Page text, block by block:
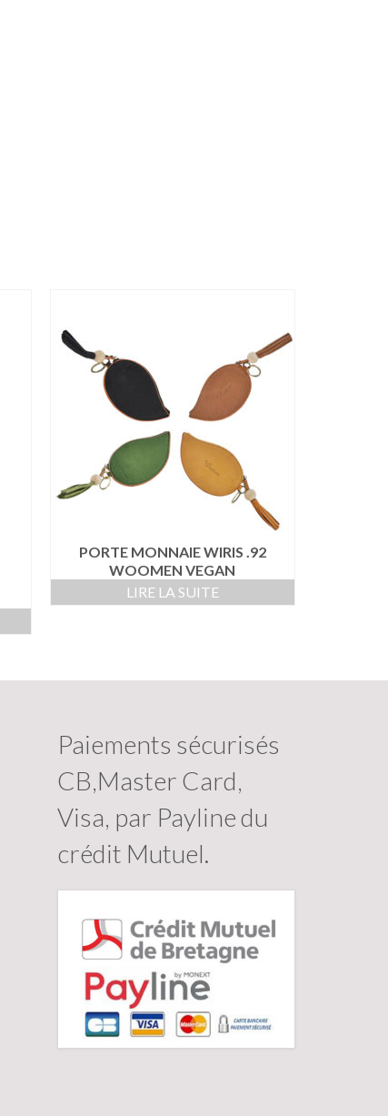
PORTE MONNAIE WIRIS .92
WOOMEN VEGAN
LIRE LA SUITE
Paiements sécurisés
CB,Master Card,
Visa, par Payline du
crédit Mutuel.